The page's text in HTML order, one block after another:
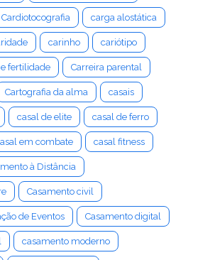
Cardiotocografia carga alostática
carinho cariótipo
fertilidade Carreira parental
Cartografia da alma casais
casal de elite casal de ferro
em combate casal fitness
à Distância
Casamento civil
de Eventos Casamento digital
casamento moderno